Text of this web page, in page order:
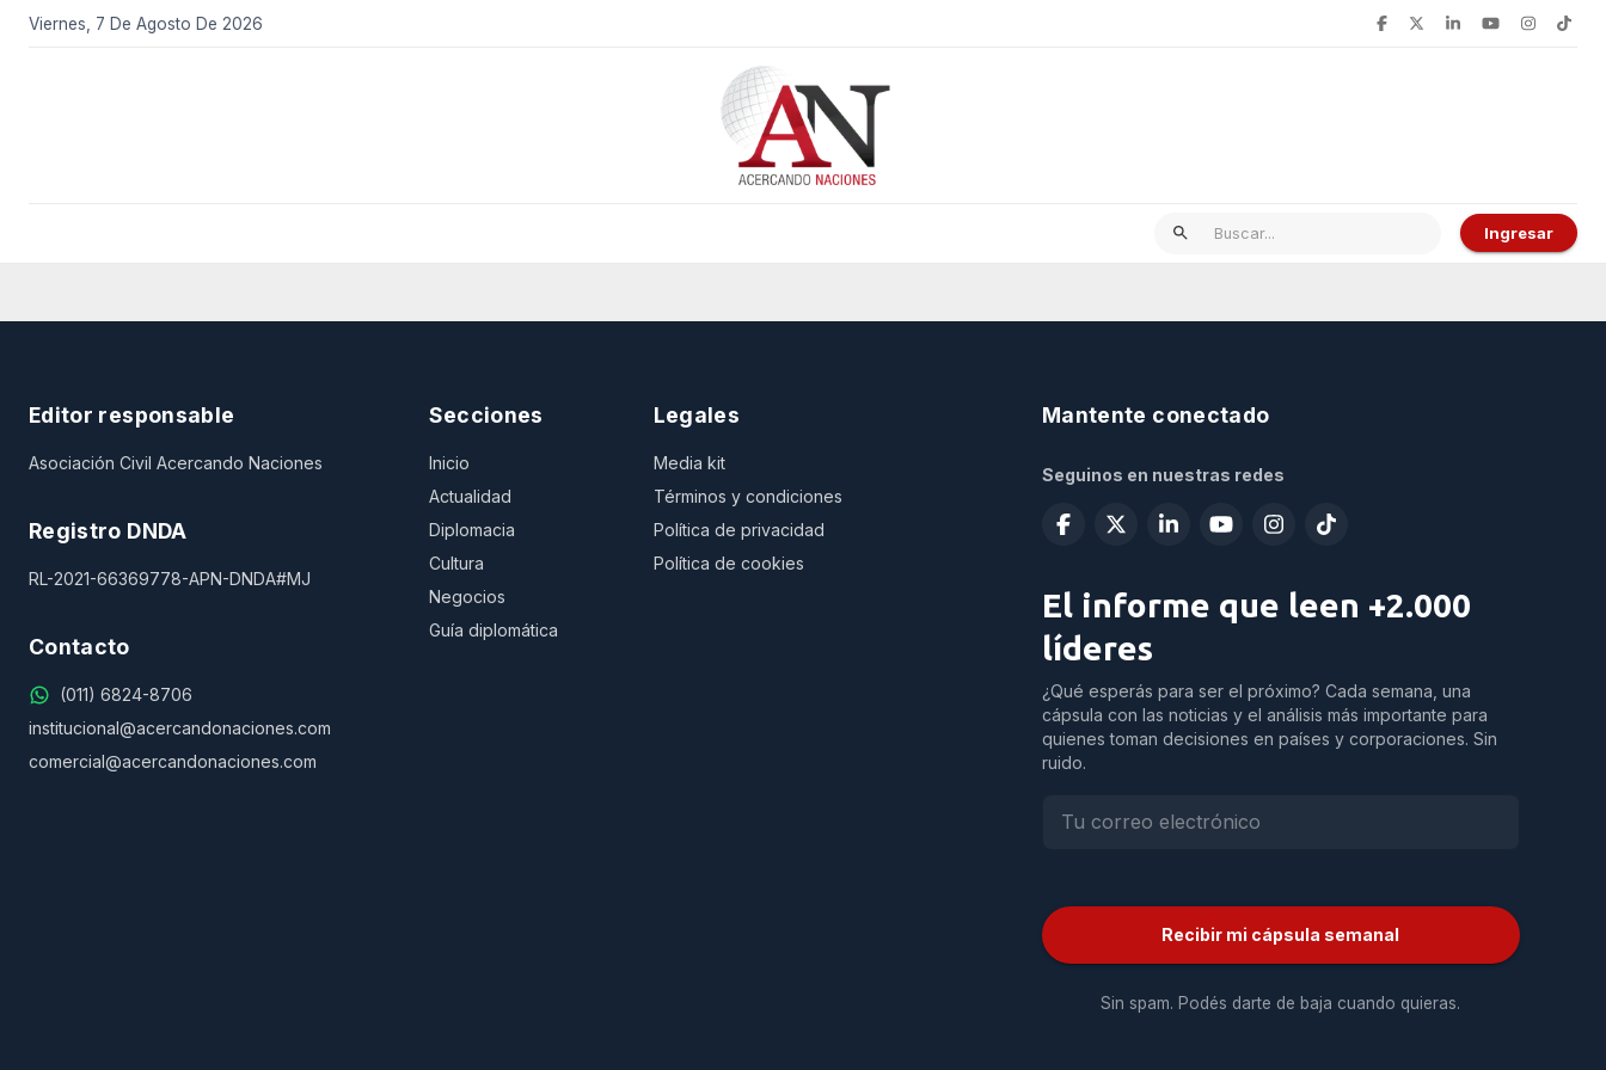
Viernes, 7 De Agosto De 2026
Ingresar
Editor responsable
Asociación Civil Acercando Naciones
Registro DNDA
RL-2021-66369778-APN-DNDA#MJ
Contacto
(011) 6824-8706
institucional@acercandonaciones.com
comercial@acercandonaciones.com
Secciones
Inicio
Actualidad
Diplomacia
Cultura
Negocios
Guía diplomática
Legales
Media kit
Términos y condiciones
Política de privacidad
Política de cookies
Mantente conectado
Seguinos en nuestras redes
El informe que leen +2.000
líderes
¿Qué esperás para ser el próximo? Cada semana, una
cápsula con las noticias y el análisis más importante para
quienes toman decisiones en países y corporaciones. Sin
ruido.
Recibir mi cápsula semanal
Sin spam. Podés darte de baja cuando quieras.